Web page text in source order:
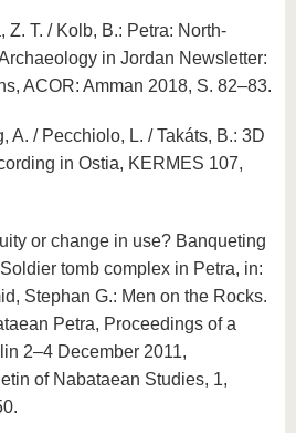
Z. T. / Kolb, B.: Petra: North-
in Jordan Newsletter:
ACOR: Amman 2018, S. 82–83.
A. / Pecchiolo, L. / Takáts, B.: 3D
in Ostia, KERMES 107,
or change in use? Banqueting
tomb complex in Petra, in:
Stephan G.: Men on the Rocks.
Petra, Proceedings of a
2–4 December 2011,
of Nabataean Studies, 1,